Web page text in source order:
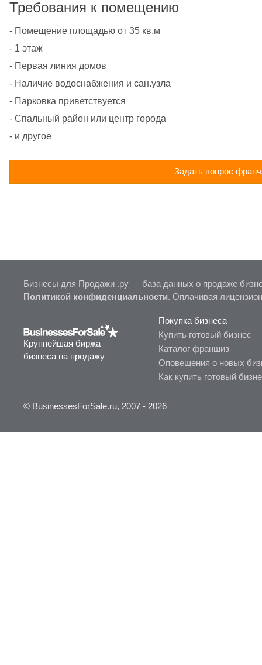
Требования к помещению
- Помещение площадью от 35 кв.м
- 1 этаж
- Первая линия домов
- Наличие водоснабжения и сан.узла
- Парковка приветствуется
- Спальный район или центр города
- и другое
Задать вопрос
Бизнесы для Продажи .ру — база данных о продаже
Политикой конфиденциальности. Оплачивая
Крупнейшая биржа
бизнеса на продажу
Покупка бизнеса
Купить готовый бизнес
Каталог франшиз
Оповещения о новых
Как купить готовый
© BusinessesForSale.ru, 2007 - 2026